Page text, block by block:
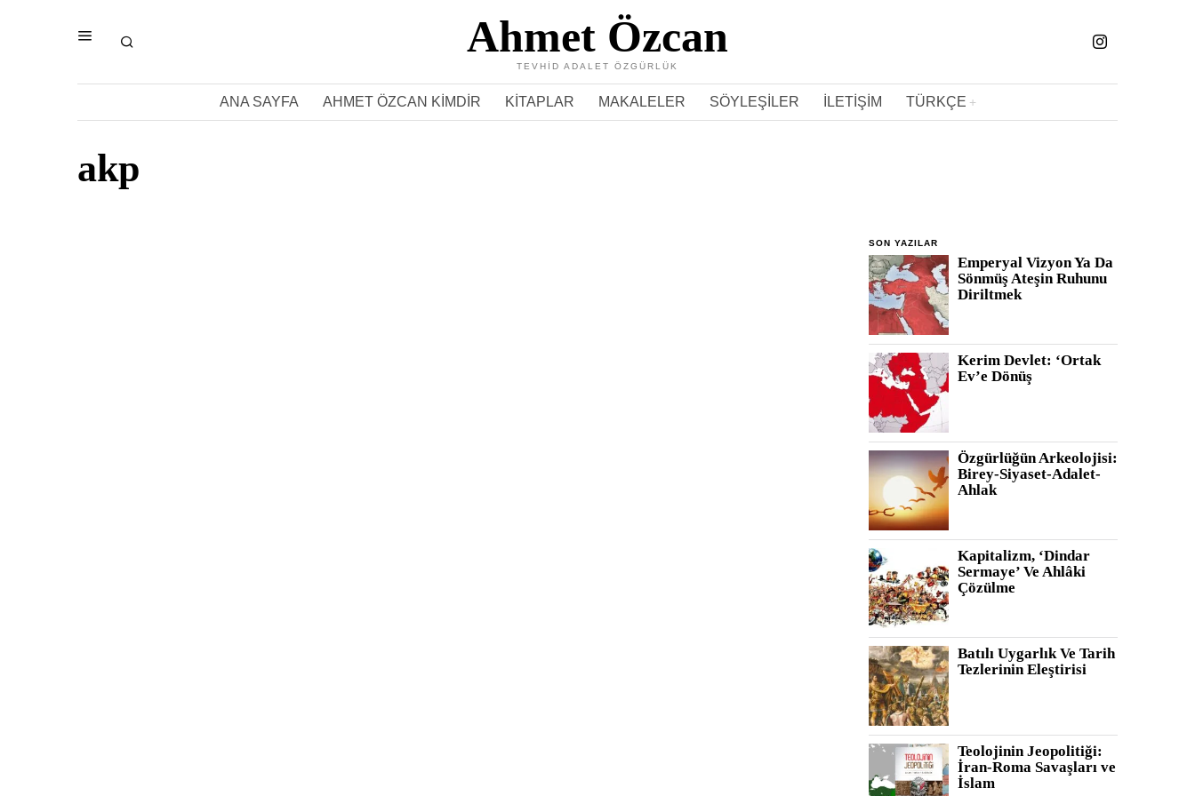
Ahmet Özcan
TEVHID ADALET ÖZGÜRLÜK
ANA SAYFA AHMET ÖZCAN KIMDIR KITAPLAR MAKALELER SÖYLEŞILER İLETIŞIM TÜRKÇE
akp
SON YAZILAR
Emperyal Vizyon Ya Da
Sönmüş Ateşin Ruhunu
Diriltmek
Kerim Devlet: ‘Ortak
Ev’e Dönüş
Özgürlüğün Arkeolojisi:
Birey-Siyaset-Adalet-
Ahlak
Kapitalizm, ‘Dindar
Sermaye’ Ve Ahlâki
Çözülme
Batılı Uygarlık Ve Tarih
Tezlerinin Eleştirisi
Teolojinin Jeopolitiği:
İran-Roma Savaşları ve
İslam